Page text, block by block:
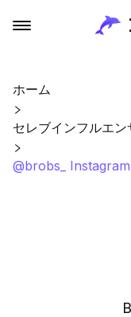
ホーム
セレブインフルエン
@brobs_